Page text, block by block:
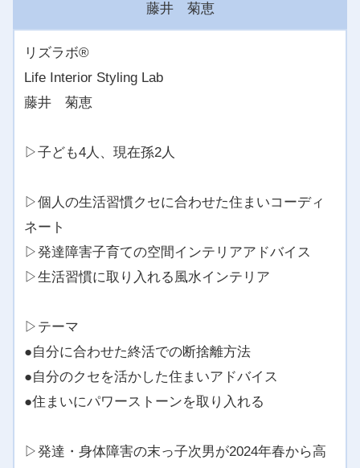
藤井 菊恵
リズラボ®️
Life Interior Styling Lab
藤井 菊恵
▷子ども4人、現在孫2人
▷個人の生活習慣クセに合わせた住まいコーディ
ネート
▷発達障害子育ての空間インテリアアドバイス
▷生活習慣に取り入れる風水インテリア
▷テーマ
●自分に合わせた終活での断捨離方法
●自分のクセを活かした住まいアドバイス
●住まいにパワーストーンを取り入れる
▷発達・身体障害の末っ子次男が2024年春から高